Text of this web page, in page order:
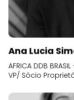
Ana Lucia
AFRICA DDB
VP/ Sócio